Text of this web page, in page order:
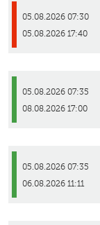
05.08.2026 07:30
05.08.2026 17:40
05.08.2026 07:35
08.08.2026 17:00
05.08.2026 07:35
06.08.2026 11:11